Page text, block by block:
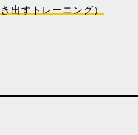
出すトレーニング）